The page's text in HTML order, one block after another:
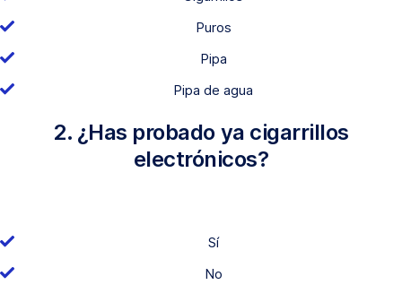
Puros
Pipa
Pipa de agua
2. ¿Has probado ya cigarrillos
electrónicos?
Sí
No